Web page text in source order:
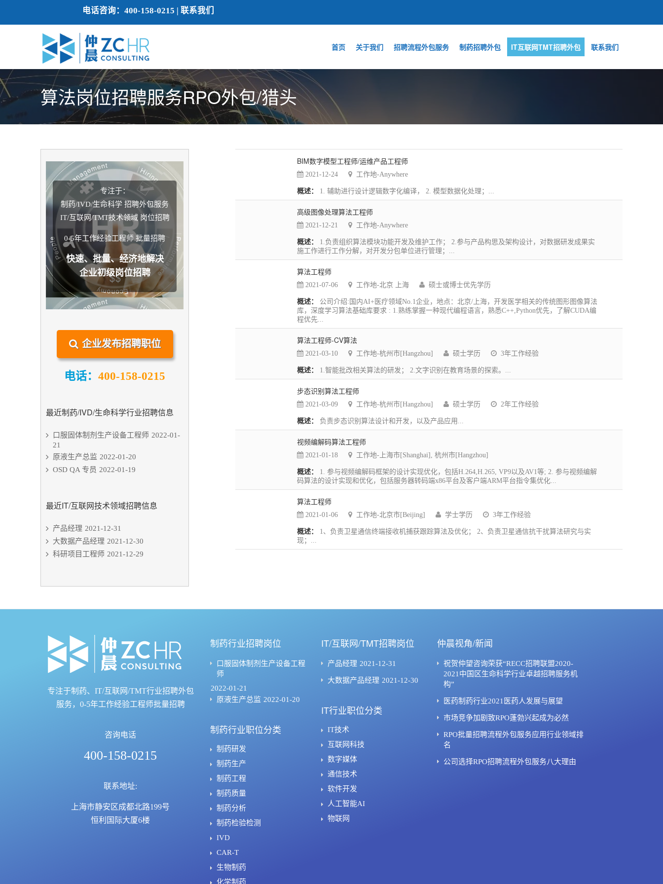
电话咨询：400-158-0215 |联系我们
首页 关于我们 招聘流程外包服务 制药招聘外包 IT互联网TMT招聘外包 联系我们
算法岗位招聘服务RPO外包/猎头
BIM数字模型工程师/运维产品工程师
2021-12-24 工作地-Anywhere
概述： 1. 辅助进行设计逻辑数字化编译， 2. 模型数据化处理；...
高级图像处理算法工程师
2021-12-21 工作地-Anywhere
概述：
1.负责组织算法模块功能开发及维护工作； 2.参与产品构思及架构设计，对数据研发成果实
施工作进行工作分解，对开发分包单位进行管理；...
算法工程师
2021-07-06 工作地-北京 上海 硕士或博士优先学历
概述：
公司介绍:国内AI+医疗领域No.1企业，地点：北京/上海，开发医学相关的传统图形图像算法
库，深度学习算法基础库要求 : 1.熟练掌握一种现代编程语言，熟悉C++,Python优先，了解CUDA编
程优先...
算法工程师-CV算法
2021-03-10 工作地-杭州市[Hangzhou] 硕士学历 3年工作经验
概述： 1.智能批改相关算法的研发； 2.文字识别在教育场景的探索。...
步态识别算法工程师
2021-03-09 工作地-杭州市[Hangzhou] 硕士学历 2年工作经验
概述： 负责步态识别算法设计和开发，以及产品应用...
视频编解码算法工程师
2021-01-18 工作地-上海市[Shanghai], 杭州市[Hangzhou]
概述：
1. 参与视频编解码框架的设计实现优化，包括H.264,H.265, VP9以及AV1等; 2. 参与视频编解
码算法的设计实现和优化，包括服务器转码端x86平台及客户端ARM平台指令集优化...
算法工程师
2021-01-06 工作地-北京市[Beijing] 学士学历 3年工作经验
概述：
1、负责卫星通信终端接收机捕获跟踪算法及优化； 2、负责卫星通信抗干扰算法研究与实
现；...
专注于：
制药/IVD/生命科学 招聘外包服务
IT/互联网/TMT技术领域 岗位招聘
0-5年工作经验工程师 批量招聘
快速、批量、经济地解决
企业初级岗位招聘
企业发布招聘职位
电话： 400-158-0215
最近制药/IVD/生命科学行业招聘信息
口服固体制剂生产设备工程师 2022-01-
21
原液生产总监 2022-01-20
OSD QA 专员 2022-01-19
最近IT/互联网技术领域招聘信息
产品经理 2021-12-31
大数据产品经理 2021-12-30
科研项目工程师 2021-12-29
专注于制药、IT/互联网/TMT行业招聘外包
服务，0-5年工作经验工程师批量招聘
咨询电话
400-158-0215
联系地址:
上海市静安区成都北路199号
恒利国际大厦6楼
制药行业招聘岗位
口服固体制剂生产设备工程
师
2022-01-21
原液生产总监 2022-01-20
制药行业职位分类
制药研发
制药生产
制药工程
制药质量
制药分析
制药检验检测
IVD
CAR-T
生物制药
化学制药
IT/互联网/TMT招聘岗位
产品经理 2021-12-31
大数据产品经理 2021-12-30
IT行业职位分类
IT技术
互联网科技
数字媒体
通信技术
软件开发
人工智能AI
物联网
仲晨视角/新闻
祝贺仲望咨询荣获“RECC招聘联盟2020-
2021中国区生命科学行业卓越招聘服务机
构”
医药制药行业2021医药人发展与展望
市场竞争加剧致RPO蓬勃兴起成为必然
RPO批量招聘流程外包服务应用行业领域排
名
公司选择RPO招聘流程外包服务八大理由